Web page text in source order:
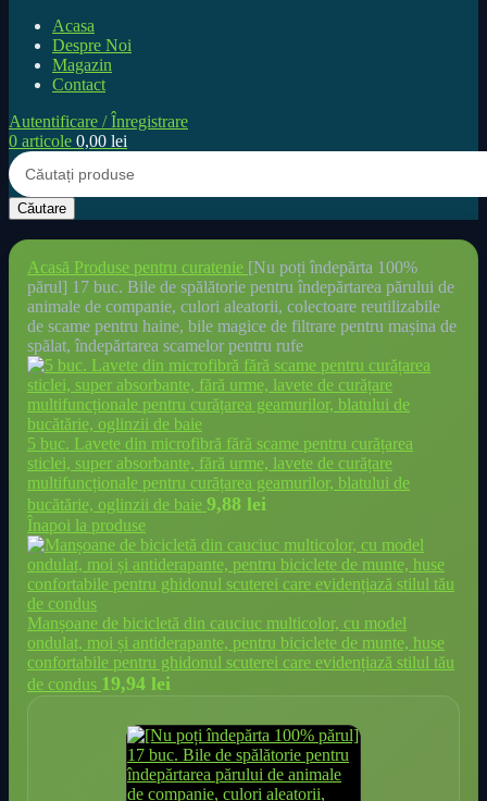
Acasa
Despre Noi
Magazin
Contact
Autentificare / Înregistrare
0 articole 0,00 lei
Căutare
Acasă Produse pentru curatenie [Nu poți îndepărta 100%
părul] 17 buc. Bile de spălătorie pentru îndepărtarea părului de
animale de companie, culori aleatorii, colectoare reutilizabile
de scame pentru haine, bile magice de filtrare pentru mașina de
spălat, îndepărtarea scamelor pentru rufe
5 buc. Lavete din microfibră fără scame pentru curățarea
sticlei, super absorbante, fără urme, lavete de curățare
multifuncționale pentru curățarea geamurilor, blatului de
bucătărie, oglinzii de baie 9,88 lei
Înapoi la produse
Manșoane de bicicletă din cauciuc multicolor, cu model
ondulat, moi și antiderapante, pentru biciclete de munte, huse
confortabile pentru ghidonul scuterei care evidențiază stilul tău
de condus 19,94 lei